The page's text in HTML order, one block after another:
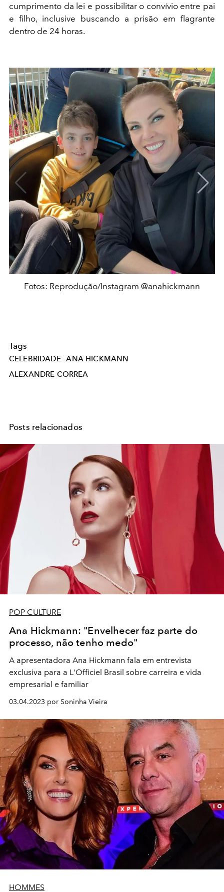
cumprimento da lei e possibilitar o convívio entre pai
e filho, inclusive buscando a prisão em flagrante
dentro de 24 horas.
Fotos: Reprodução/Instagram @anahickmann
Tags
CELEBRIDADE ANA HICKMANN
ALEXANDRE CORREA
Posts relacionados
POP CULTURE
Ana Hickmann: "Envelhecer faz parte do
processo, não tenho medo"
A apresentadora Ana Hickmann fala em entrevista
exclusiva para a L'Officiel Brasil sobre carreira e vida
empresarial e familiar
03.04.2023 por Soninha Vieira
HOMMES